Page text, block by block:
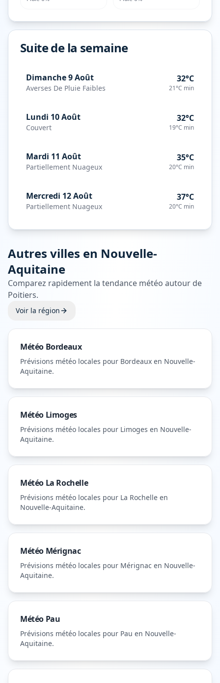
Suite de la semaine
Dimanche 9 Août
Averses De Pluie Faibles
32°C
21°C min
Lundi 10 Août
Couvert
32°C
19°C min
Mardi 11 Août
Partiellement Nuageux
35°C
20°C min
Mercredi 12 Août
Partiellement Nuageux
37°C
20°C min
Autres villes en Nouvelle-
Aquitaine
Comparez rapidement la tendance météo autour de
Poitiers.
Voir la région
Météo Bordeaux
Prévisions météo locales pour Bordeaux en Nouvelle-
Aquitaine.
Météo Limoges
Prévisions météo locales pour Limoges en Nouvelle-
Aquitaine.
Météo La Rochelle
Prévisions météo locales pour La Rochelle en
Nouvelle-Aquitaine.
Météo Mérignac
Prévisions météo locales pour Mérignac en Nouvelle-
Aquitaine.
Météo Pau
Prévisions météo locales pour Pau en Nouvelle-
Aquitaine.